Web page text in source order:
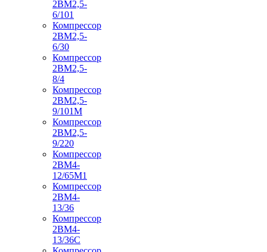
2ВМ2,5-
6/101
Компрессор
2ВМ2,5-
6/30
Компрессор
2ВМ2,5-
8/4
Компрессор
2ВМ2,5-
9/101М
Компрессор
2ВМ2,5-
9/220
Компрессор
2ВМ4-
12/65М1
Компрессор
2ВМ4-
13/36
Компрессор
2ВМ4-
13/36С